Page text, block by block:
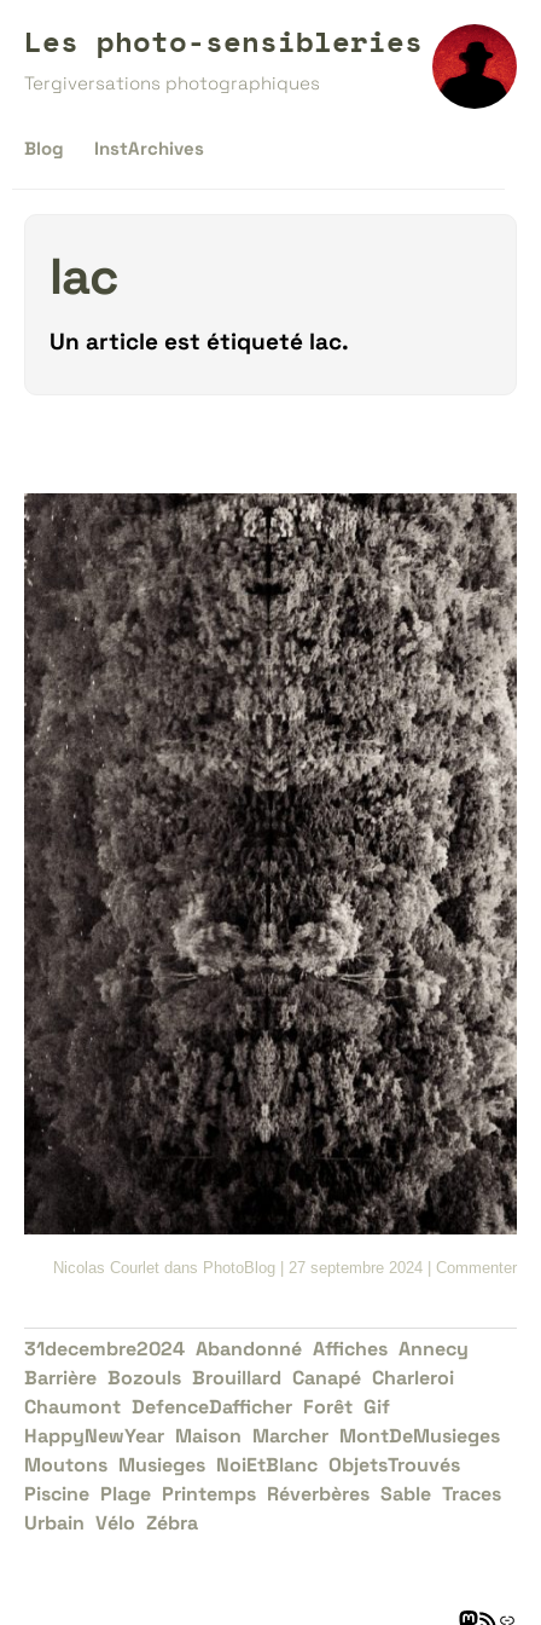
Les photo-sensibleries
Tergiversations photographiques
Blog InstArchives
lac
Un article est étiqueté lac.
Nicolas Courlet dans PhotoBlog 27 septembre 2024 Commenter
31decembre2024 Abandonné Affiches Annecy
Barrière Bozouls Brouillard Canapé Charleroi
Chaumont DefenceDafficher Forêt Gif
HappyNewYear Maison Marcher MontDeMusieges
Moutons Musieges NoiEtBlanc ObjetsTrouvés
Piscine Plage Printemps Réverbères Sable Traces
Urbain Vélo Zébra